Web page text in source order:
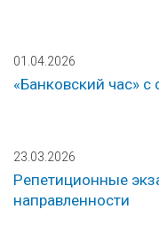
01.04.2026
«Банковский час»
23.03.2026
Репетиционные
направленности